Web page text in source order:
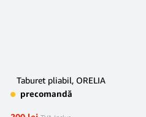
Taburet pliabil, ORELIA
precomandă